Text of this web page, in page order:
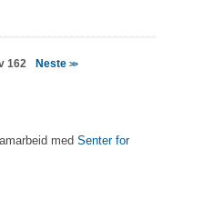
162 Neste >>
med Senter for